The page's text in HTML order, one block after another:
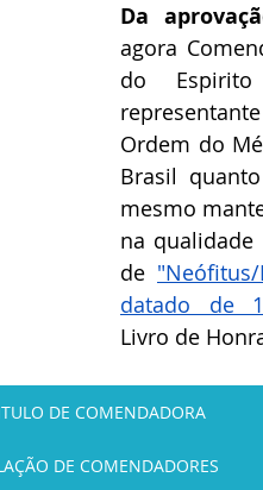
Da
agora
do
Ordem do
Brasil
mesmo
na qualidade
de
datado de
Livro de
DE COMENDADORA
DE COMENDADORES